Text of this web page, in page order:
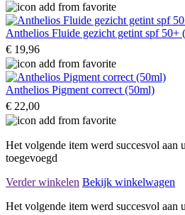
Anthelios Fluide gezicht getint spf 50+
€ 19,96
Anthelios Pigment correct (50ml)
€ 22,00
Het volgende item werd succesvol aan
toegevoegd
Verder winkelen Bekijk winkelwagen
Het volgende item werd succesvol aan